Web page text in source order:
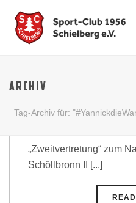
ARCHIV
Tag-Archiv für:
(4N, 2U), letzter Spieltag
„Zweitvertretung“ zum
Schöllbronn II [...]